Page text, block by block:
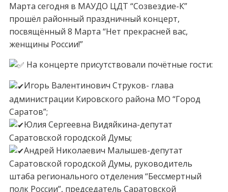
Марта сегодня в МАУДО ЦДТ “Созвездие-К”
прошёл районный праздничный концерт,
посвящённый 8 Марта “Нет прекрасней вас,
женщины России!”
На концерте присутствовали почётные гости:
Игорь Валентинович Струков- глава
администрации Кировского района МО “Город
Саратов”;
Юлия Сергеевна Видяйкина-депутат
Саратовской городской Думы;
Андрей Николаевич Малышев-депутат
Саратовской городской Думы, руководитель
штаба регионального отделения “Бессмертный
полк России”, председатель Саратовской